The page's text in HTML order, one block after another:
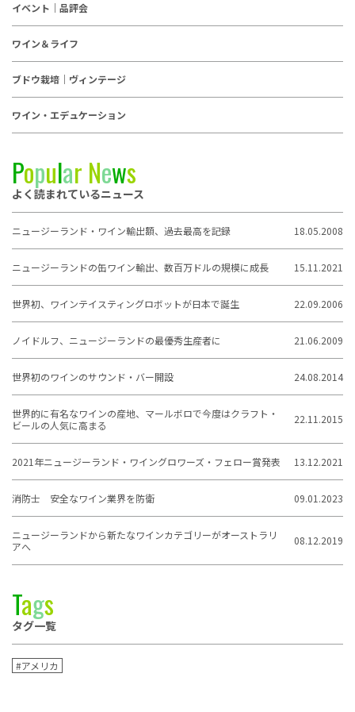
イベント｜品評会
ワイン＆ライフ
ブドウ栽培｜ヴィンテージ
ワイン・エデュケーション
Popular News
よく読まれているニュース
ニュージーランド・ワイン輸出額、過去最高を記録 18.05.2008
ニュージーランドの缶ワイン輸出、数百万ドルの規模に成長 15.11.2021
世界初、ワインテイスティングロボットが日本で誕生 22.09.2006
ノイドルフ、ニュージーランドの最優秀生産者に 21.06.2009
世界初のワインのサウンド・バー開設 24.08.2014
世界的に有名なワインの産地、マールボロで今度はクラフト・
ビールの人気に高まる
22.11.2015
2021年ニュージーランド・ワイングロワーズ・フェロー賞発表 13.12.2021
消防士 安全なワイン業界を防衛 09.01.2023
ニュージーランドから新たなワインカテゴリーがオーストラリ
アへ
08.12.2019
Tags
タグ一覧
#アメリカ